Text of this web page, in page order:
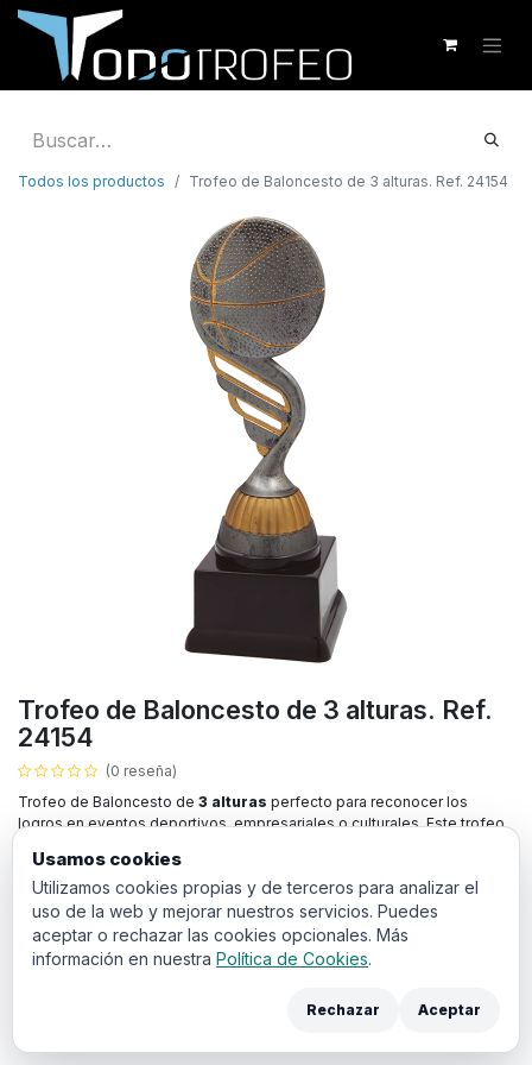
Todos los productos Trofeo de Baloncesto de 3 alturas. Ref. 24154
Trofeo de Baloncesto de 3 alturas. Ref.
24154
(0 reseña)
Trofeo de Baloncesto de 3 alturas perfecto para reconocer los
logros en eventos deportivos, empresariales o culturales. Este trofeo
convierten en un premio ideal para destacar su evento.
6,14€ IVA incluido
Usamos cookies
Utilizamos cookies propias y de terceros para analizar el
uso de la web y mejorar nuestros servicios. Puedes
aceptar o rechazar las cookies opcionales. Más
información en nuestra Política de Cookies.
Rechazar Aceptar